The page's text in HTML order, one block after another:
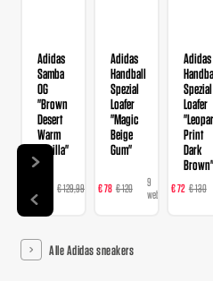
Adidas
Samba
OG
"Brown
Desert
Warm
Vanilla"
€ 129,99
14
webshops
Adidas
Handball
Spezial
Loafer
"Magic
Beige
Gum"
€ 78 € 120
9
webshops
Adidas
Spezial
Loafer
Print
Dark
Brown"
€ 72 € 130
Alle Adidas sneakers